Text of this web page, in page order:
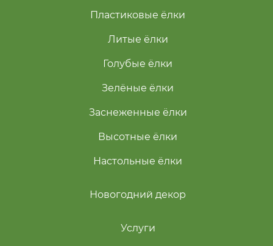
Голубые ёлки
Зелёные ёлки
Заснеженные ёлки
Пластиковые ёлки
Литые ёлки
Высотные ёлки
Настольные ёлки
Услуги
Новогодний декор